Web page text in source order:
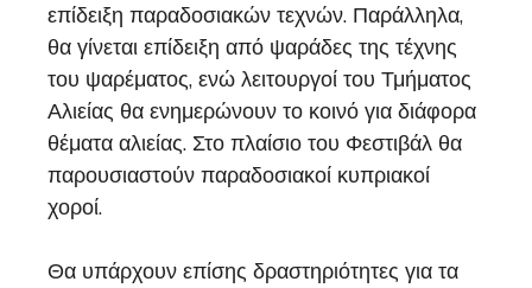
επίδειξη παραδοσιακών τεχνών. Παράλληλα,
θα γίνεται επίδειξη από ψαράδες της τέχνης
του ψαρέματος, ενώ λειτουργοί του Τμήματος
Αλιείας θα ενημερώνουν το κοινό για διάφορα
θέματα αλιείας. Στο πλαίσιο του Φεστιβάλ θα
παρουσιαστούν παραδοσιακοί κυπριακοί
χοροί.
Θα υπάρχουν επίσης δραστηριότητες για τα